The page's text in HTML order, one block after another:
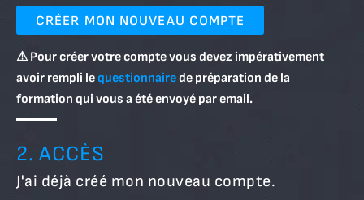
CRÉER MON NOUVEAU COMPTE
⚠ Pour créer votre compte vous devez impérativement
avoir rempli lequestionnairede préparation de la
formation qui vous a été envoyé par email.
2. ACCÈS
J'ai déjà créé mon nouveau compte.